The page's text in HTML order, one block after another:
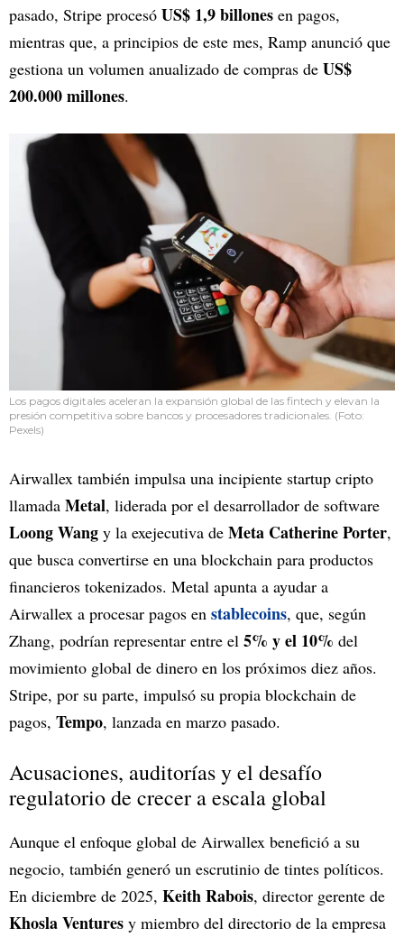
pasado, Stripe procesó US$ 1,9 billones en pagos,
mientras que, a principios de este mes, Ramp anunció que
gestiona un volumen anualizado de compras de US$
200.000 millones.
Los pagos digitales aceleran la expansión global de las fintech y elevan la
presión competitiva sobre bancos y procesadores tradicionales. (Foto:
Pexels)
Airwallex también impulsa una incipiente startup cripto
llamada Metal, liderada por el desarrollador de software
Loong Wang y la exejecutiva de Meta Catherine Porter,
que busca convertirse en una blockchain para productos
financieros tokenizados. Metal apunta a ayudar a
Airwallex a procesar pagos en stablecoins, que, según
Zhang, podrían representar entre el 5% y el 10% del
movimiento global de dinero en los próximos diez años.
Stripe, por su parte, impulsó su propia blockchain de
pagos, Tempo, lanzada en marzo pasado.
Acusaciones, auditorías y el desafío
regulatorio de crecer a escala global
Aunque el enfoque global de Airwallex benefició a su
negocio, también generó un escrutinio de tintes políticos.
En diciembre de 2025, Keith Rabois, director gerente de
Khosla Ventures y miembro del directorio de la empresa